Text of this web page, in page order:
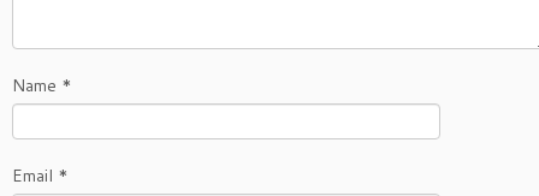
Name *
Email *